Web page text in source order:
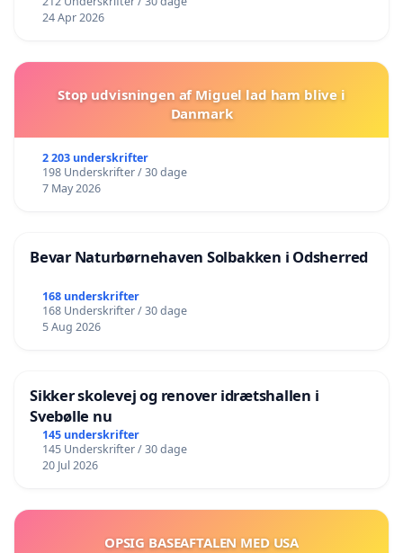
24 Apr 2026
Stop udvisningen af Miguel lad ham blive i
Danmark
2 203 underskrifter
198 Underskrifter / 30 dage
7 May 2026
Bevar Naturbørnehaven Solbakken i Odsherred
168 underskrifter
168 Underskrifter / 30 dage
5 Aug 2026
Sikker skolevej og renover idrætshallen i
Svebølle nu
145 underskrifter
145 Underskrifter / 30 dage
20 Jul 2026
OPSIG BASEAFTALEN MED USA